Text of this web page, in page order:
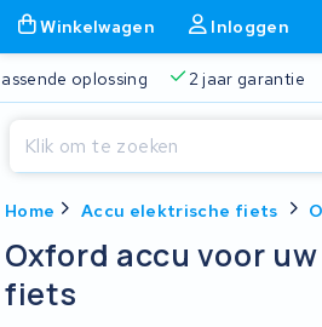
Winkelwagen Inloggen
oplossing 2 jaar garantie
Home Accu elektrische fiets
Oxford accu voor
fiets
Begin te typen in de